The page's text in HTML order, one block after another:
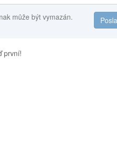
může být vymazán.
první!